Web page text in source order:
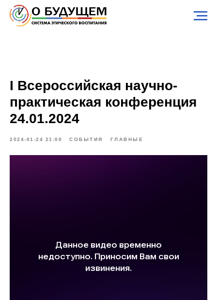
I Всероссийская научно-
практическая конференция
24.01.2024
2024-01-24 21:00 СОБЫТИЯ ГЛАВНЫЕ